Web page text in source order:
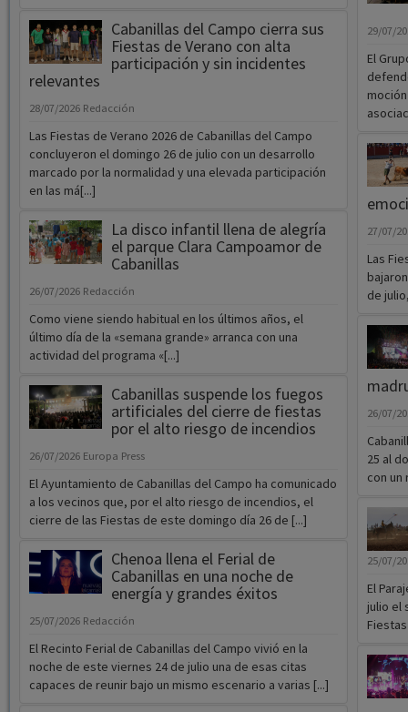
Cabanillas del Campo cierra sus
Fiestas de Verano con alta
participación y sin incidentes
relevantes
28/07/2026 Redacción
Las Fiestas de Verano 2026 de Cabanillas del Campo
concluyeron el domingo 26 de julio con un desarrollo
marcado por la normalidad y una elevada participación
en las má[...]
La disco infantil llena de alegría
el parque Clara Campoamor de
Cabanillas
26/07/2026 Redacción
Como viene siendo habitual en los últimos años, el
último día de la «semana grande» arranca con una
actividad del programa «[...]
Cabanillas suspende los fuegos
artificiales del cierre de fiestas
por el alto riesgo de incendios
26/07/2026 Europa Press
El Ayuntamiento de Cabanillas del Campo ha comunicado
a los vecinos que, por el alto riesgo de incendios, el
cierre de las Fiestas de este domingo día 26 de [...]
Chenoa llena el Ferial de
Cabanillas en una noche de
energía y grandes éxitos
25/07/2026 Redacción
El Recinto Ferial de Cabanillas del Campo vivió en la
noche de este viernes 24 de julio una de esas citas
capaces de reunir bajo un mismo escenario a varias [...]
29/07/
El
27/07/
Las
de
26/07/
25 al
con un
25/07/
El
julio el